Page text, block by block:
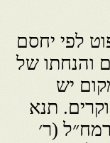
לפי יחסם
והנחתו של
יש
תנא
(ר׳